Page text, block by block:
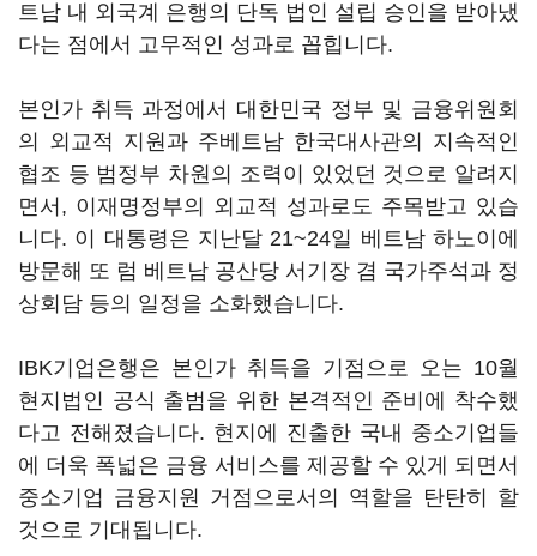
트남 내 외국계 은행의 단독 법인 설립 승인을 받아냈
다는 점에서 고무적인 성과로 꼽힙니다.
본인가 취득 과정에서 대한민국 정부 및 금융위원회
의 외교적 지원과 주베트남 한국대사관의 지속적인
협조 등 범정부 차원의 조력이 있었던 것으로 알려지
면서, 이재명정부의 외교적 성과로도 주목받고 있습
니다. 이 대통령은 지난달 21~24일 베트남 하노이에
방문해 또 럼 베트남 공산당 서기장 겸 국가주석과 정
상회담 등의 일정을 소화했습니다.
IBK기업은행은 본인가 취득을 기점으로 오는 10월
현지법인 공식 출범을 위한 본격적인 준비에 착수했
다고 전해졌습니다. 현지에 진출한 국내 중소기업들
에 더욱 폭넓은 금융 서비스를 제공할 수 있게 되면서
중소기업 금융지원 거점으로서의 역할을 탄탄히 할
것으로 기대됩니다.